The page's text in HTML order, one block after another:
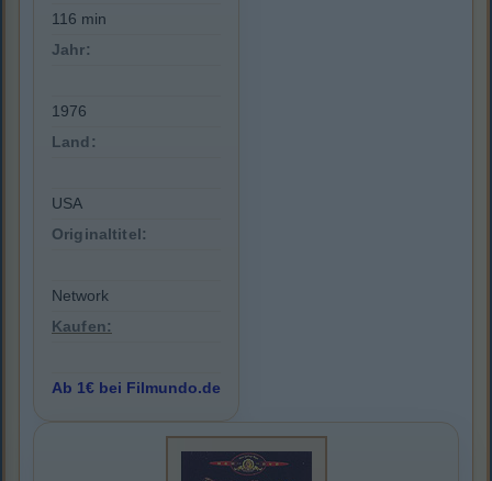
116 min
Jahr:
1976
Land:
USA
Originaltitel:
Network
Kaufen:
Ab 1€ bei Filmundo.de